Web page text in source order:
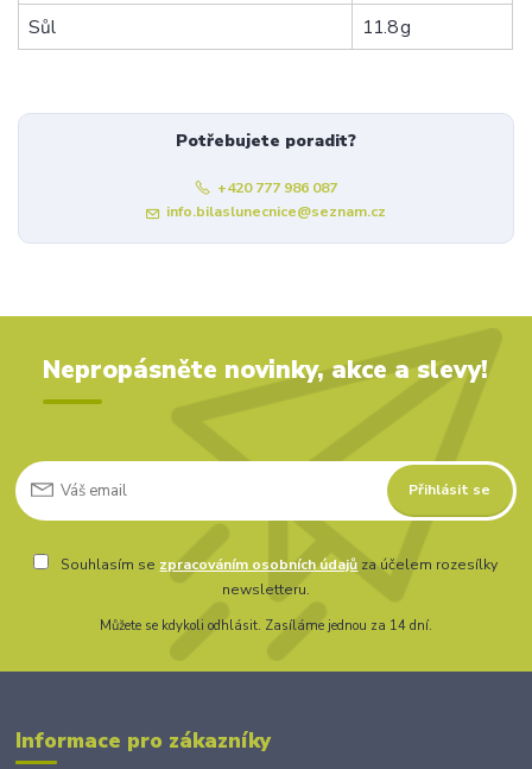
Sůl
11.8 g
Potřebujete poradit?
+420 777 986 087
info.bilaslunecnice@seznam.cz
Nepropásněte novinky, akce a slevy!
Přihlásit se
Souhlasím se zpracováním osobních údajů za účelem rozesílky
newsletteru.
Můžete se kdykoli odhlásit. Zasíláme jednou za 14 dní.
Informace pro zákazníky